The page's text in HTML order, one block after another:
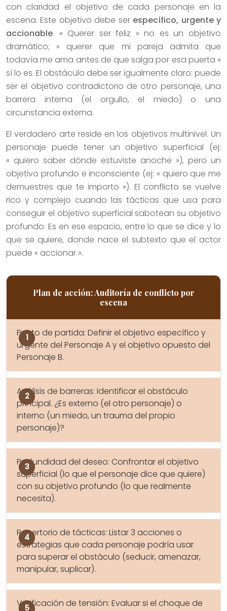
con claridad el objetivo de cada personaje en la
escena. Este objetivo debe ser específico, urgente y
accionable. « Querer ser feliz » no es un objetivo
dramático; « querer que mi pareja admita que
todavía me ama antes de que salga por esa puerta »
sí lo es. El obstáculo debe ser igualmente claro: puede
ser el objetivo contradictorio de otro personaje, una
barrera interna (el orgullo, el miedo) o una
circunstancia externa.
El verdadero arte reside en los objetivos multinivel. Un
personaje puede tener un objetivo superficial (ej:
« quiero saber dónde estuviste anoche »), pero un
objetivo profundo e inconsciente (ej: « quiero que me
demuestres que te importo »). El conflicto se vuelve
rico y complejo cuando las tácticas que usa para
conseguir el objetivo superficial sabotean su objetivo
profundo. Es en ese espacio, entre lo que se dice y lo
que se quiere, donde nace el subtexto que el actor
puede « accionar ».
Plan de acción: Auditoría de conflicto por
escena
Punto de partida: Definir el objetivo específico y
urgente del Personaje A y el objetivo opuesto del
Personaje B.
Análisis de barreras: Identificar el obstáculo
principal. ¿Es externo (el otro personaje) o
interno (un miedo, un trauma del propio
personaje)?
Profundidad del deseo: Confrontar el objetivo
superficial (lo que el personaje dice que quiere)
con su objetivo profundo (lo que realmente
necesita).
Repertorio de tácticas: Listar 3 acciones o
estrategias que cada personaje podría usar
para superar el obstáculo (seducir, amenazar,
manipular, suplicar).
Verificación de tensión: Evaluar si el choque de